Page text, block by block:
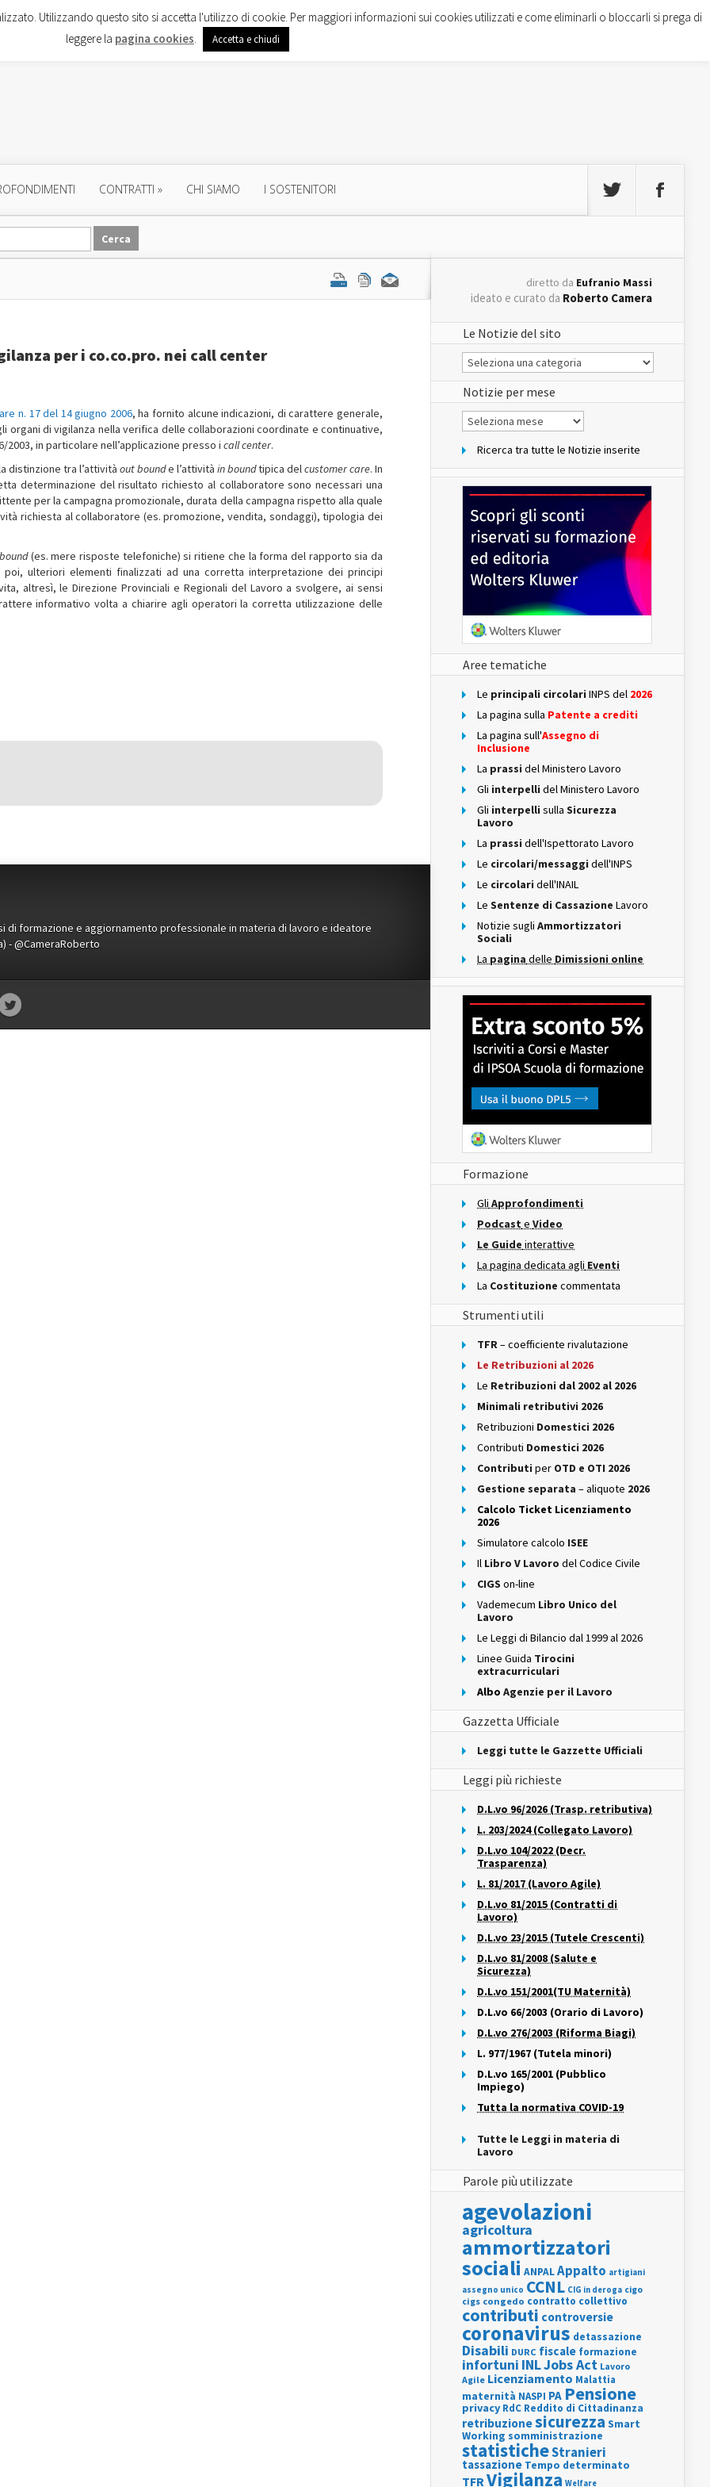
CONTRATTI » CHI SIAMO I SOSTENITORI
per i co.co.pro. nei call center
n. 17 del 14 giugno 2006, ha fornito alcune indicazioni, di carattere generale,
di vigilanza nella verifica delle collaborazioni coordinate e continuative,
2003, in particolare nell’applicazione presso i call center.
distinzione tra l’attività out bounde l’attività in boundtipica delcustomer care. In
determinazione del risultato richiesto al collaboratore sono necessari una
per la campagna promozionale, durata della campagna rispetto alla quale
richiesta al collaboratore (es. promozione, vendita, sondaggi), tipologia dei
(es. mere risposte telefoniche) si ritiene che la forma del rapporto sia da
ulteriori elementi finalizzati ad una corretta interpretazione dei principi
altresì, le Direzione Provinciali e Regionali del Lavoro a svolgere, ai sensi
informativo volta a chiarire agli operatori la corretta utilizzazione delle
formazione e aggiornamento professionale in materia di lavoro e ideatore
- @CameraRoberto
diretto da Eufranio Massi
ideato e curato da Roberto Camera
Le Notizie del sito
Le
Notizie
del
sito
Notizie per mese
Notizie
per
Ricerca tra tutte le Notizie inserite
Aree tematiche
Le principali circolari INPS del 2026
La pagina sulla Patente a crediti
La pagina sull'Assegno di
Inclusione
La prassi del Ministero Lavoro
Gli interpelli del Ministero Lavoro
Gli interpelli sulla Sicurezza
Lavoro
La prassi dell'Ispettorato Lavoro
Le circolari/messaggi dell'INPS
Le circolari dell'INAIL
Le Sentenze di Cassazione Lavoro
Notizie sugli Ammortizzatori
Sociali
La pagina delle Dimissioni online
Formazione
Gli Approfondimenti
Podcast e Video
Le Guide interattive
La pagina dedicata agli Eventi
La Costituzione commentata
Strumenti utili
TFR– coefficiente rivalutazione
Le Retribuzioni al 2026
Le Retribuzioni dal 2002 al 2026
Minimali retributivi 2026
Retribuzioni Domestici 2026
Contributi Domestici 2026
Contributi per OTD e OTI 2026
Gestione separata – aliquote 2026
Calcolo Ticket Licenziamento
2026
Simulatore calcolo ISEE
Il Libro V Lavoro del Codice Civile
CIGS on-line
Vademecum Libro Unico del
Lavoro
Le Leggi di Bilancio dal 1999 al 2026
Linee Guida Tirocini
extracurriculari
Albo Agenzie per il Lavoro
Gazzetta Ufficiale
Leggi tutte le Gazzette Ufficiali
Leggi più richieste
D.L.vo 96/2026 (Trasp. retributiva)
L. 203/2024 (Collegato Lavoro)
D.L.vo 104/2022 (Decr.
Trasparenza)
L. 81/2017 (Lavoro Agile)
D.L.vo 81/2015 (Contratti di
Lavoro)
D.L.vo 23/2015 (Tutele Crescenti)
D.L.vo 81/2008 (Salute e
Sicurezza)
D.L.vo 151/2001(TU Maternità)
D.L.vo 66/2003 (Orario di Lavoro)
D.L.vo 276/2003 (Riforma Biagi)
L. 977/1967 (Tutela minori)
D.L.vo 165/2001 (Pubblico
Impiego)
Tutta la normativa COVID-19
Tutte le Leggi in materia di
Lavoro
Parole più utilizzate
agevolazioni
agricoltura
ammortizzatori
sociali ANPALAppalto artigiani
assegno unico CCNL CIG in deroga cigo
cigs congedo contratto collettivo
contributi controversie
coronavirus detassazione
Disabili DURC fiscale formazione
infortuni INLJobs Act Lavoro
Agile Licenziamento Malattia
maternità NASPI PA Pensione
privacy RdC Reddito di Cittadinanza
retribuzionesicurezza Smart
Working somministrazione
statisticheStranieri
tassazione Tempo determinato
TFRVigilanza Welfare
Utilizzando questo sito si accetta l'utilizzo di cookie. Per maggiori informazioni sui cookies utilizzati e come eliminarli o bloccarli si prega di
leggere la pagina cookies. Accetta e chiudi